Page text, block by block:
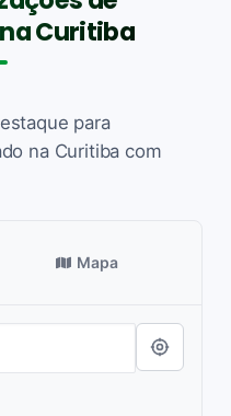
Curitiba
para
na Curitiba com
Mapa